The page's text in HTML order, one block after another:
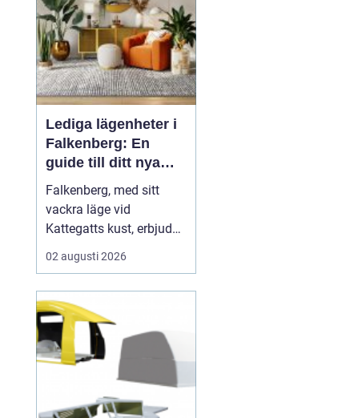
Lediga lägenheter i
Falkenberg: En
guide till ditt nya
hem
Falkenberg, med sitt
vackra läge vid
Kattegatts kust, erbjuder
en unik livsupplevelse
för privatpersoner och
letar efter lediga
lägenheter Falkenberg,
finns det ett flertal
möjligheter att utforska.
02 augusti 2026